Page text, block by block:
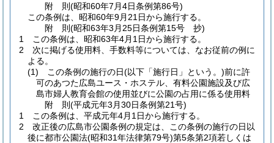
附 則(昭和60年7月4日条例第86号)
この条例は、昭和60年9月21日から施行する。
附 則(昭和63年3月25日条例第15号 抄)
1
この条例は、昭和63年4月1日から施行する。
2
次に掲げる使用料、手数料等については、なお従前の例に
よる。
(1)
この条例の施行の日(以下「施行日」という。)前に許
可のあつた広島ユース・ホステル、有料公園施設及び広
島市婦人教育会館の使用並びに公園の占用に係る使用料
附 則(平成元年3月30日条例第21号)
1
この条例は、平成元年4月1日から施行する。
2
改正後の広島市公園条例の規定は、この条例の施行の日以
後に都市公園法(昭和31年法律第79号)第5条第2項若しくは